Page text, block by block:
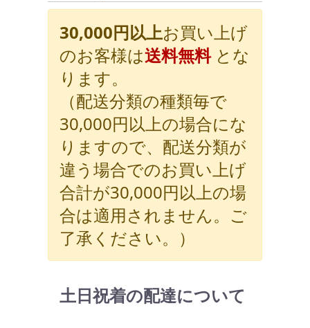
30,000円以上お買い上げ
のお客様は送料無料とな
ります。
（配送分類の種類毎で
30,000円以上の場合にな
りますので、配送分類が
違う場合でのお買い上げ
合計が30,000円以上の場
合は適用されません。ご
了承ください。）
土日祝着の配達について